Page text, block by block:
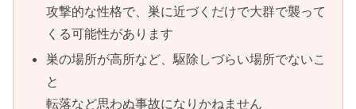
攻撃的な性格で、巣に近づくだけで大群で襲って
くる可能性があります
巣の場所が高所など、駆除しづらい場所でないこ
と
転落など思わぬ事故になりかねません